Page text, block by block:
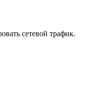
сетевой трафик.